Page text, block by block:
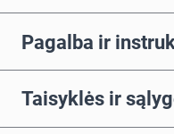
Pagalba ir
Taisyklės ir